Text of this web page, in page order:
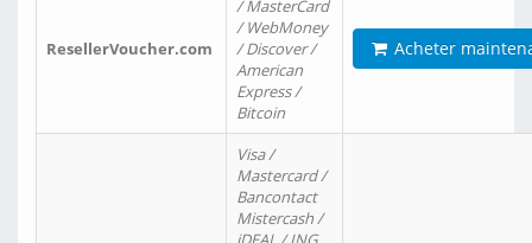
ResellerVoucher.com
/ MasterCard
/ WebMoney
/ Discover /
American
Express /
Bitcoin
Acheter
Visa /
Mastercard /
Bancontact
Mistercash /